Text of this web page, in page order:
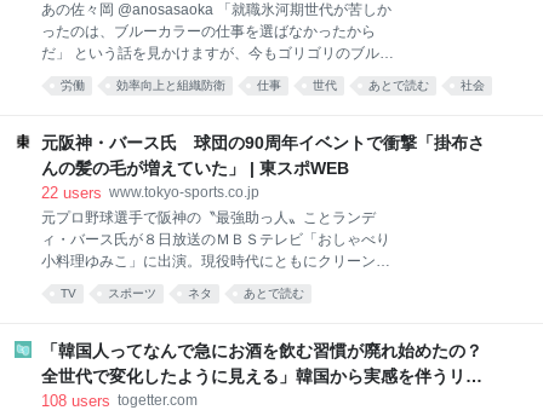
出た。2026年6月9日に刊行された『メディアとしての
ロックン・ロール 渋谷陽一評論集』である。雑誌
『ロッキング・オン』『CUT』をはじめ数々の雑誌を
創刊してきた編集者であり、音楽ジャーナリストであ
まりに短絡的という話
あの佐々岡 @anosasaoka 「就職氷河期世代が苦しか
ったのは、ブルーカラーの仕事を選ばなかったから
だ」 という話を見かけますが、今もゴリゴリのブルー
カラーで週6勤務している福祉系インフラ土方の私か
らすると、 マジで何言ってんだこいつ、ですね。 氷河
る仕事だけを待っていたとでも思っているのでしょう
か。 身体を使う仕事へ行った人間なんて、いくらでも
います。 見えていないだけです。 建設へ行った。 物
行った。 非正規でも何でも、とにかく食うために働い
た。 そしてそこで、低賃金、長時間労働、使い捨てに
近い働かせ方に、死にものぐるいで耐えてきた人たち
がいる。 それを今になって、 「仕事はあった」 「選
労働 効率向上と組織防衛 仕事 世代 あとで読む 社会
元阪神・バース氏 球団の90周年イベントで衝撃「掛布さ
んの髪の毛が増えていた」 | 東スポWEB
22 users www.tokyo-sports.co.jp
元プロ野球選手で阪神の〝最強助っ人〟ことランデ
ィ・バース氏が８日放送のＭＢＳテレビ「おしゃべり
小料理ゆみこ」に出演。現役時代にともにクリーンア
ップを担った掛布雅之氏、岡田彰布氏の裏話を披露し
た。 大の虎党として知られるＭＣの有働由美子から、
イガースの選手はみんなスピードがある。掛布さんも
岡田さんもみんな遅かった」と指摘。「その代わりに
私たちはホームランを打った」と付け加え、ニッコリ
TV スポーツ ネタ あとで読む
「韓国人ってなんで急にお酒を飲む習慣が廃れ始めたの？
全世代で変化したように見える」韓国から実感を伴うリプ
が多数
108 users togetter.com